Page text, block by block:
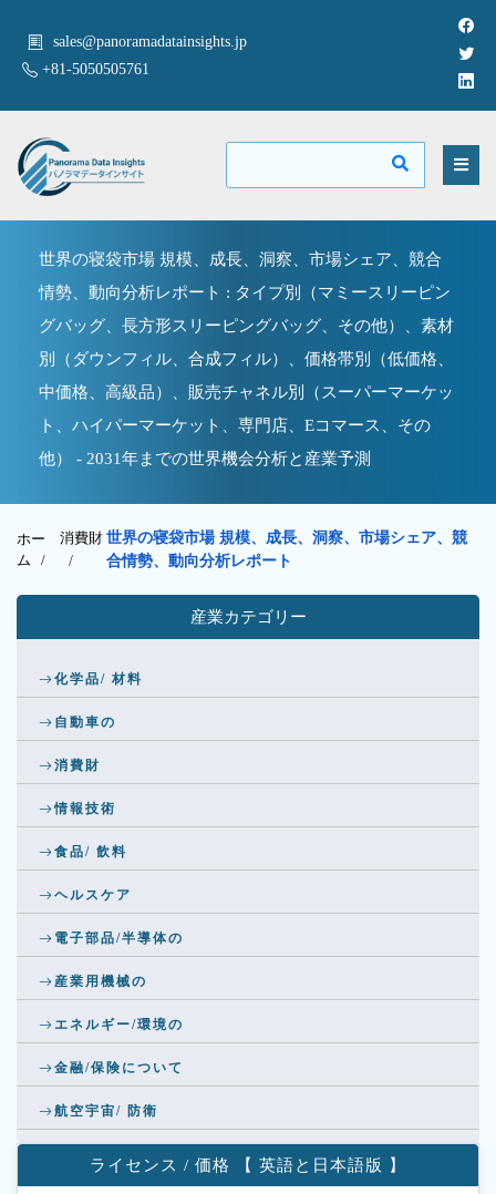
sales@panoramadatainsights.jp
+81-5050505761
世界の寝袋市場 規模、成長、洞察、市場シェア、競合
情勢、動向分析レポート : タイプ別（マミースリーピン
グバッグ、長方形スリーピングバッグ、その他）、素材
別（ダウンフィル、合成フィル）、価格帯別（低価格、
中価格、高級品）、販売チャネル別（スーパーマーケッ
ト、ハイパーマーケット、専門店、Eコマース、その
他） - 2031年までの世界機会分析と産業予測
ホー
ム /
消費財
/
世界の寝袋市場 規模、成長、洞察、市場シェア、競
合情勢、動向分析レポート
産業カテゴリー
化学品/ 材料
自動車の
消費財
情報技術
食品/ 飲料
ヘルスケア
電子部品/半導体の
産業用機械の
エネルギー/環境の
金融/保険について
航空宇宙/ 防衛
ライセンス / 価格 【 英語と日本語版 】